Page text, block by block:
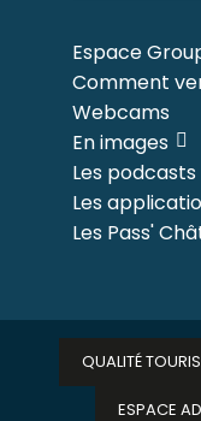
Espace
Comment
Webcams
En images
Les podcasts
Les
Les Pass'
QUALITÉ
ESPACE